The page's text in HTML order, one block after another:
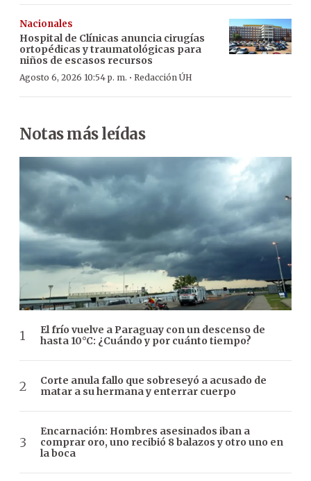
Nacionales
Hospital de Clínicas anuncia cirugías
ortopédicas y traumatológicas para
niños de escasos recursos
Agosto 6, 2026 10:54 p. m. · Redacción ÚH
Notas más leídas
El frío vuelve a Paraguay con un descenso de
hasta 10°C: ¿Cuándo y por cuánto tiempo?
Corte anula fallo que sobreseyó a acusado de
matar a su hermana y enterrar cuerpo
Encarnación: Hombres asesinados iban a
comprar oro, uno recibió 8 balazos y otro uno en
la boca